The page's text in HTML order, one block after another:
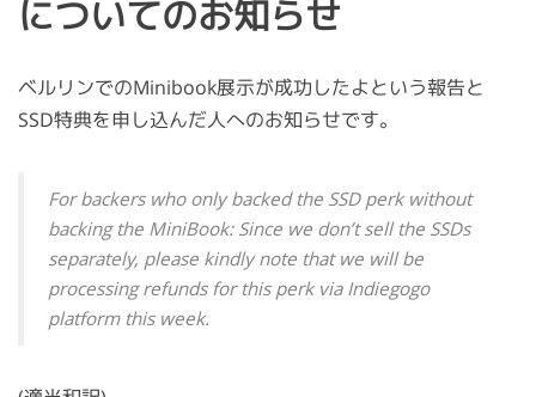
についてのお知らせ
ベルリンでのMinibook展示が成功したよという報告と
SSD特典を申し込んだ人へのお知らせです。
For backers who only backed the SSD perk without
backing the MiniBook: Since we don’t sell the SSDs
separately, please kindly note that we will be
processing refunds for this perk via Indiegogo
platform this week.